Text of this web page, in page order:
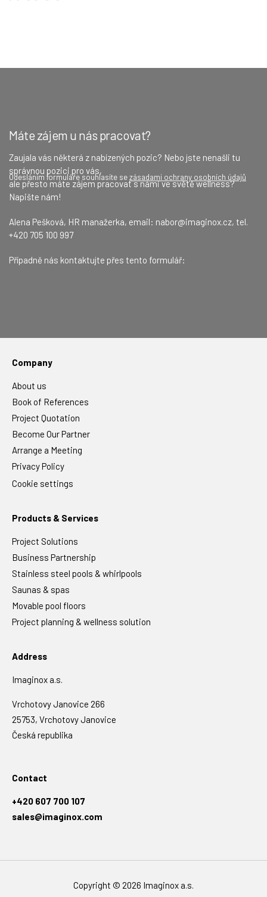
Česká společnost
Imaginox je skupinou několika společnostní, a sice výrobce
bazénů z nerezové oceli Imaginox Pools, výrobce saun Tao a
firmy mají sídlo na jednom místě ve Vrchotových Janovicích,
kde společně projektujeme a vyrábíme prémiová wellness.
Naše hodnoty
Individuální přístup ke každému klientovi a projekty
realizované na míru.
Dbáme na vysokou kvalitu našich produktů a služeb.
Pěstujeme přátelský tým s rodinnou atmosférou.
Investujeme do inovací a do výrobního a kancelářského
zázemí.
Rozvíjíme se a dáváme prostor našim zaměstnancům.
Přátelský tým
Z malé skupiny kolegů se postupem času vytvořila velká
skupina. Ale i tak se snažíme udržovat osobní vztahy a
přátelského ducha. Náš tým také posilujeme
Benefity pro zaměstnance
Vánoční bonusy a pravidelné měsíční prémie za výkon
Příspěvek na stravování.
Až 25 dní dovolené.
Příspěvky na dětské tábory.
Test
Máte zájem u nás pracovat?
Zaujala vás některá z nabízených pozic? Nebo jste nenašli tu
správnou pozici pro vás,
ale přesto máte zájem pracovat s námi ve světě wellness?
Napište nám!
Alena Pešková, HR manažerka, email: nabor@imaginox.cz, tel.
+420 705 100 997
Případně nás kontaktujte přes tento formulář:
Odesláním formuláře souhlasíte sezásadami ochrany osobních údajů
Company
About us
Book of References
Project Quotation
Become Our Partner
Arrange a Meeting
Privacy Policy
Cookie settings
Products & Services
Project Solutions
Business Partnership
Stainless steel pools & whirlpools
Saunas & spas
Movable pool floors
Project planning & wellness solution
Address
Imaginox a.s.
Vrchotovy Janovice 266
25753, Vrchotovy Janovice
Česká republika
Contact
+420 607 700 107
sales@imaginox.com
Copyright © 2026 Imaginox a.s.